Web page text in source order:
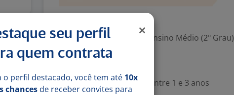
Escolaridade Mínima: Ensino Médio (2º Grau)
Experiência desejada: Entre 1 e 3 anos
seu perfil
quem contrata
o perfil destacado, você tem até 10x
chances de receber convites para